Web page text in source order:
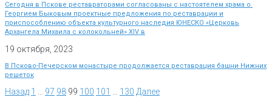
Сегодня в Пскове реставраторами согласованы с настоятелем храма о.
Георгием Быковым проектные предложения по реставрации и
приспособлению объекта культурного наследия ЮНЕСКО «Церковь
Архангела Михаила с колокольней» XIV в
19 октября, 2023
В Псково-Печерском монастыре продолжается реставрация башни Нижних
решеток
Назад 1 97 98 99 100 101 130 Далее